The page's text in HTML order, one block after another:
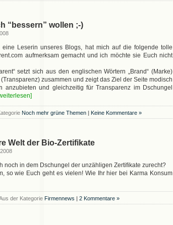
“bessern” wollen ;-)
eine Leserin unseres Blogs, hat mich auf die folgende tolle
aufmerksam gemacht und ich möchte sie Euch nicht
setzt sich aus den englischen Wörtern „Brand“ (Marke)
(Transparenz) zusammen und zeigt das Ziel der Seite modisch
anzubieten und gleichzeitig für Transparenz im Dschungel
Noch mehr grüne Themen | Keine Kommentare »
Welt der Bio-Zertifikate
noch in dem Dschungel der unzähligen Zertifikate zurecht?
so wie Euch geht es vielen! Wie Ihr hier bei Karma Konsum
der Kategorie Firmennews | 2 Kommentare »